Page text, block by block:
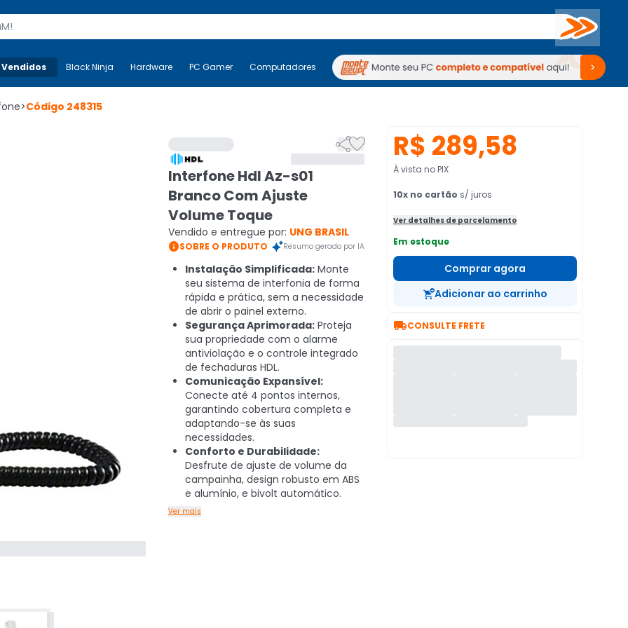
Buscar
Mais-v- Black Ninja Hardware PC Gamer Computadores Periféricos TV Venda no KaBuM!
Black Ninja Hardware PC Gamer Computadores Periféricos TV Venda no KaBuM!
>Código 248315

Interfone Hdl Az-s01
Branco Com Ajuste
Volume Toque
Vendido e entregue por: UNG BRASIL
SOBRE O PRODUTO Resumo gerado por IA
Instalação Simplificada: Monte
seu sistema de interfonia de forma
rápida e prática, sem a necessidade
de abrir o painel externo.
Segurança Aprimorada: Proteja
sua propriedade com o alarme
antiviolação e o controle integrado
de fechaduras HDL.
Comunicação Expansível:
Conecte até 4 pontos internos,
garantindo cobertura completa e
adaptando-se às suas
necessidades.
Conforto e Durabilidade:
Desfrute de ajuste de volume da
campainha, design robusto em ABS
e alumínio, e bivolt automático.
Ver mais
R$ 289,58
À vista no PIX
10x no cartão s/ juros
Ver detalhes de parcelamento
Em estoque
Comprar agora
Adicionar ao carrinho
CONSULTE FRETE